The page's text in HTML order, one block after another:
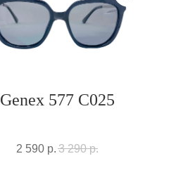
Genex 577 C025
2 590 р. 3 290 р.